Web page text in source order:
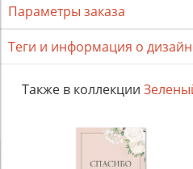
Параметры заказа
Теги и информация о
Также в коллекции